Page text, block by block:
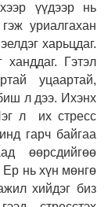
үүдээр нь
уриалгахан
харьцдаг.
Гэтэл
уцаартай,
л дээ. Ихэнх
л их стресс
гарч байгаа
өөрсдийгөө
Ер нь хүн мөнгө
хийдэг биз